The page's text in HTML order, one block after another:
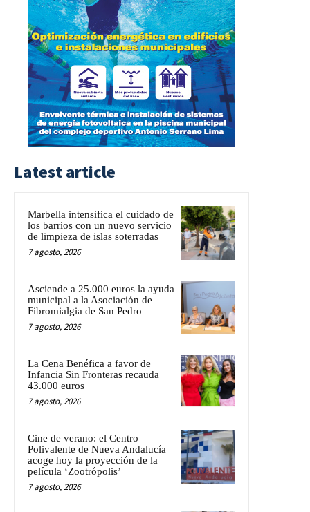
Latest article
Marbella intensifica el cuidado de
los barrios con un nuevo servicio
de limpieza de islas soterradas
7 agosto, 2026
Asciende a 25.000 euros la ayuda
municipal a la Asociación de
Fibromialgia de San Pedro
7 agosto, 2026
La Cena Benéfica a favor de
Infancia Sin Fronteras recauda
43.000 euros
7 agosto, 2026
Cine de verano: el Centro
Polivalente de Nueva Andalucía
acoge hoy la proyección de la
película ‘Zootrópolis’
7 agosto, 2026